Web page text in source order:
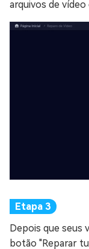
arquivos de
Depois que seus
botão "Reparar